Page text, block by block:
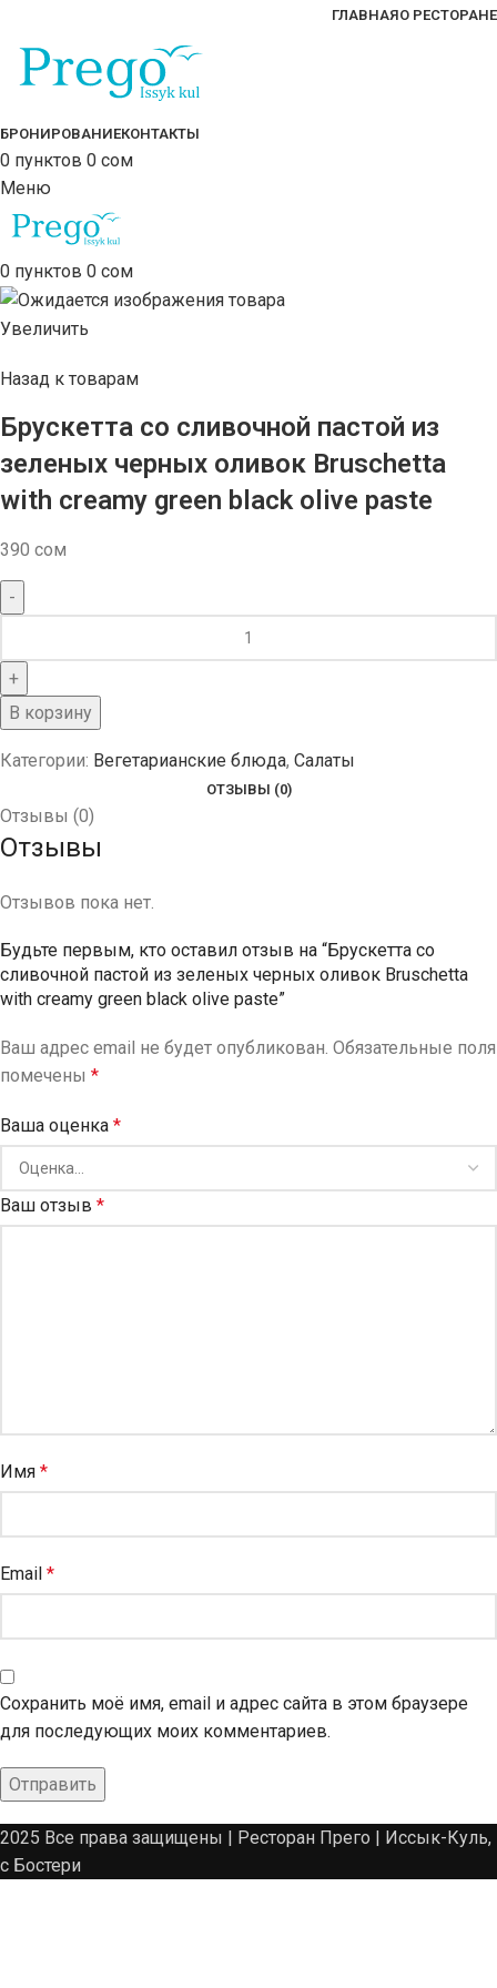
ГЛАВНАЯО РЕСТОРАНЕ
БРОНИРОВАНИЕКОНТАКТЫ
0 пунктов 0 сом
Меню
0 пунктов 0 сом
Увеличить
Назад к товарам
Брускетта со сливочной пастой из
зеленых черных оливок Bruschetta
with creamy green black olive paste
390 сом
В корзину
Категории: Вегетарианские блюда, Салаты
ОТЗЫВЫ (0)
Отзывы (0)
Отзывы
Отзывов пока нет.
Будьте первым, кто оставил отзыв на “Брускетта со
сливочной пастой из зеленых черных оливок Bruschetta
with creamy green black olive paste”
Ваш адрес email не будет опубликован. Обязательные поля
помечены *
Ваша оценка *
Ваш отзыв *
Имя *
Email *
Сохранить моё имя, email и адрес сайта в этом браузере
для последующих моих комментариев.
2025 Все права защищены | Ресторан Прего | Иссык-Куль,
с Бостери